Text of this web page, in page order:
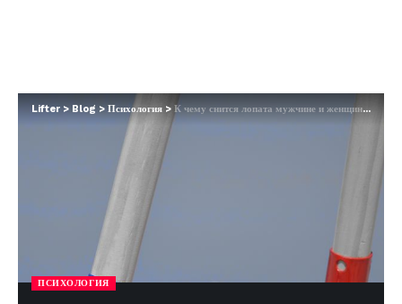
Lifter > Blog > Психология > К чему снится лопата мужчине и женщине: значение и толкование сна из сонника
ПСИХОЛОГИЯ